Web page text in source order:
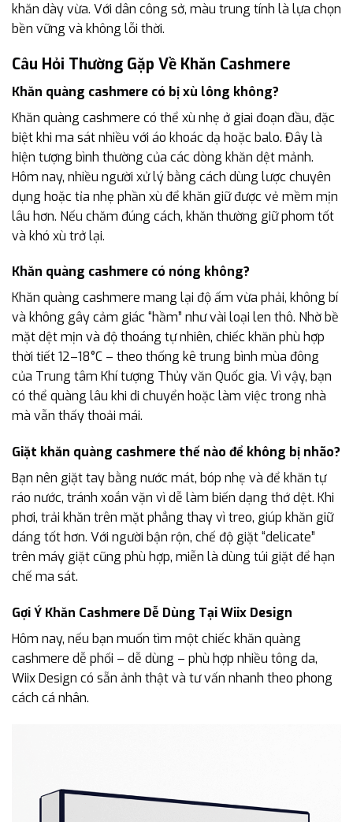
khăn dày vừa. Với dân công sở, màu trung tính là lựa chọn
bền vững và không lỗi thời.
Câu Hỏi Thường Gặp Về Khăn Cashmere
Khăn quàng cashmere có bị xù lông không?
Khăn quàng cashmere có thể xù nhẹ ở giai đoạn đầu, đặc
biệt khi ma sát nhiều với áo khoác dạ hoặc balo. Đây là
hiện tượng bình thường của các dòng khăn dệt mảnh.
Hôm nay, nhiều người xử lý bằng cách dùng lược chuyên
dụng hoặc tỉa nhẹ phần xù để khăn giữ được vẻ mềm mịn
lâu hơn. Nếu chăm đúng cách, khăn thường giữ phom tốt
và khó xù trở lại.
Khăn quàng cashmere có nóng không?
Khăn quàng cashmere mang lại độ ấm vừa phải, không bí
và không gây cảm giác “hầm” như vài loại len thô. Nhờ bề
mặt dệt mịn và độ thoáng tự nhiên, chiếc khăn phù hợp
thời tiết 12–18°C – theo thống kê trung bình mùa đông
của Trung tâm Khí tượng Thủy văn Quốc gia. Vì vậy, bạn
có thể quàng lâu khi di chuyển hoặc làm việc trong nhà
mà vẫn thấy thoải mái.
Giặt khăn quàng cashmere thế nào để không bị nhão?
Bạn nên giặt tay bằng nước mát, bóp nhẹ và để khăn tự
ráo nước, tránh xoắn vặn vì dễ làm biến dạng thớ dệt. Khi
phơi, trải khăn trên mặt phẳng thay vì treo, giúp khăn giữ
dáng tốt hơn. Với người bận rộn, chế độ giặt “delicate”
trên máy giặt cũng phù hợp, miễn là dùng túi giặt để hạn
chế ma sát.
Gợi Ý Khăn Cashmere Dễ Dùng Tại Wiix Design
Hôm nay, nếu bạn muốn tìm một chiếc khăn quàng
cashmere dễ phối – dễ dùng – phù hợp nhiều tông da,
Wiix Design có sẵn ảnh thật và tư vấn nhanh theo phong
cách cá nhân.